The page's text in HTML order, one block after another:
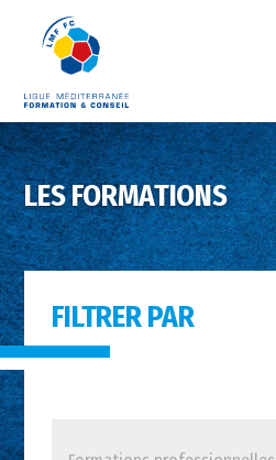
LES FORMATIONS
FILTRER PAR